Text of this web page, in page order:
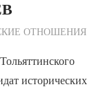
ОТНОШЕНИЯ
исторических